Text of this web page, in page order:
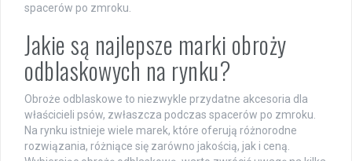
spacerów po zmroku.
Jakie są najlepsze marki obroży
odblaskowych na rynku?
Obroże odblaskowe to niezwykle przydatne akcesoria dla
właścicieli psów, zwłaszcza podczas spacerów po zmroku.
Na rynku istnieje wiele marek, które oferują różnorodne
rozwiązania, różniące się zarówno jakością, jak i ceną.